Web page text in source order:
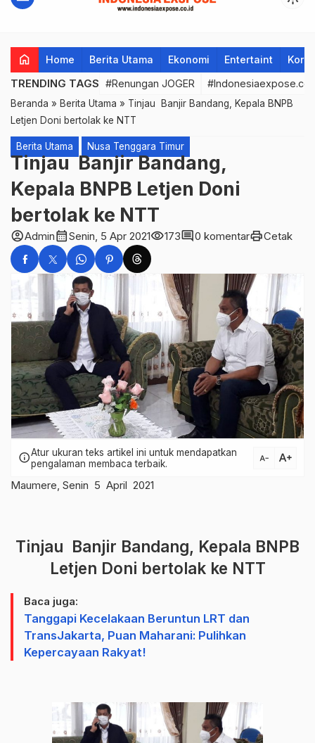
home Home Berita Utama Ekonomi Entertaint
TRENDING TAGS #Renungan JOGER
Beranda » Berita Utama » Tinjau Banjir Bandang, Kepala BNPB
Letjen Doni bertolak ke NTT
Berita Utama Nusa Tenggara Timur
Tinjau Banjir Bandang,
Kepala BNPB Letjen Doni
bertolak ke NTT
account_circleAdmincalendar_monthSenin, 5 Apr 2021visibility173comment0 komentarprintCetak
infoAtur ukuran teks artikel ini untuk mendapatkan
pengalaman membaca terbaik.
text_decrease text_increase
Maumere, Senin 5 April 2021
Tinjau Banjir Bandang, Kepala BNPB
Letjen Doni bertolak ke NTT
Baca juga:
Tanggapi Kecelakaan Beruntun LRT dan
TransJakarta, Puan Maharani: Pulihkan
Kepercayaan Rakyat!